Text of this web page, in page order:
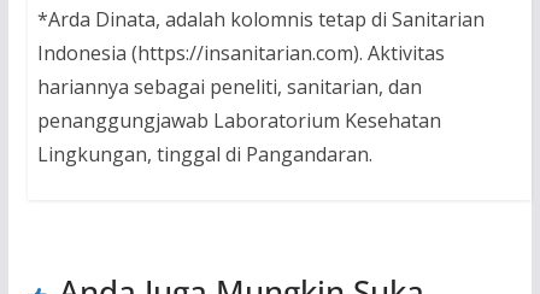
*Arda Dinata, adalah kolomnis tetap di Sanitarian
Indonesia (https://insanitarian.com). Aktivitas
hariannya sebagai peneliti, sanitarian, dan
penanggungjawab Laboratorium Kesehatan
Lingkungan, tinggal di Pangandaran.